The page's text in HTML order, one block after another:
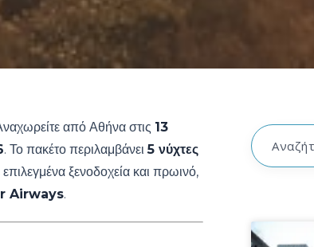
από Αθήνα στις 13
. Το πακέτο περιλαμβάνει5 νύχτες
ξενοδοχεία και πρωινό,
Airways.